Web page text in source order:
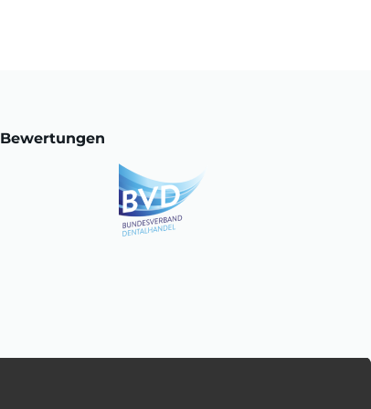
Bewertungen